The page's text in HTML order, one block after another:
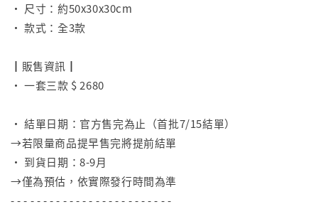
• 尺寸：約50x30x30cm
• 款式：全3款
┃販售資訊┃
• 一套三款 $ 2680
• 結單日期：官方售完為止（首批7/15結單）
→若限量商品提早售完將提前結單
• 到貨日期：8-9月
→僅為預估，依實際發行時間為準
- - - - - - - - - - - - - - - - - - - - - - - - -